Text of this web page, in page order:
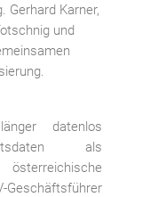
Gerhard Karner,
und
datenlos
als
Geschäftsführer